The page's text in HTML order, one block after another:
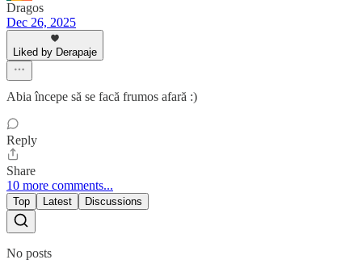
Dragos
Dec 26, 2025
Liked by Derapaje
Abia începe să se facă frumos afară :)
Reply
Share
10 more comments...
Top Latest Discussions
No posts